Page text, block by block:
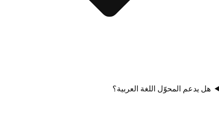
هل يدعم المحوّل اللغة العربية؟